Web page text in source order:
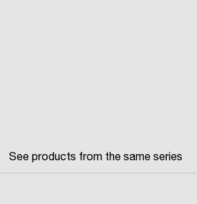
See products from the same series